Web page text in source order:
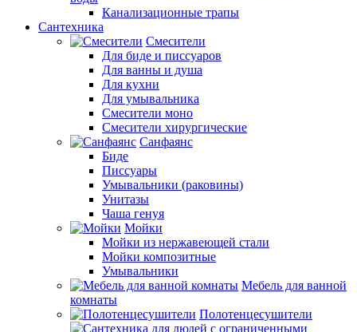
Канализационные трапы
Сантехника
Смесители
Для биде и писсуаров
Для ванны и душа
Для кухни
Для умывальника
Смесители моно
Смесители хирургические
Санфаянс
Биде
Писсуары
Умывальники (раковины)
Унитазы
Чаша генуя
Мойки
Мойки из нержавеющей стали
Мойки композитные
Умывальники
Мебель для ванной
комнаты
Полотенцесушители